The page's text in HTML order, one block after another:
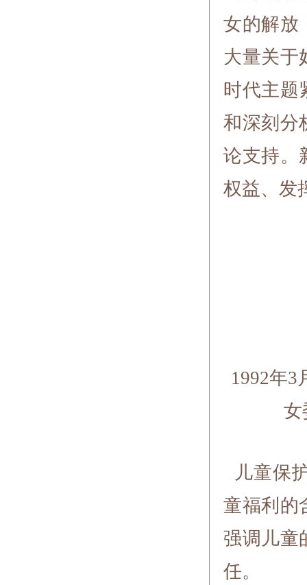
女的解放
大量关于
时代主题
和深刻分
论支持。
权益、发
1992年3
女
儿童保
童福利的
强调儿童
任。